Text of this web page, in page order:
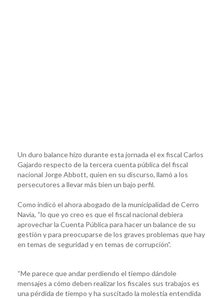
Un duro balance hizo durante esta jornada el ex fiscal Carlos
Gajardo respecto de la tercera cuenta pública del fiscal
nacional Jorge Abbott, quien en su discurso, llamó a los
persecutores a llevar más bien un bajo perfil.
Como indicó el ahora abogado de la municipalidad de Cerro
Navia, “lo que yo creo es que el fiscal nacional debiera
aprovechar la Cuenta Pública para hacer un balance de su
gestión y para preocuparse de los graves problemas que hay
en temas de seguridad y en temas de corrupción”.
“Me parece que andar perdiendo el tiempo dándole
mensajes a cómo deben realizar los fiscales sus trabajos es
una pérdida de tiempo y ha suscitado la molestia entendida